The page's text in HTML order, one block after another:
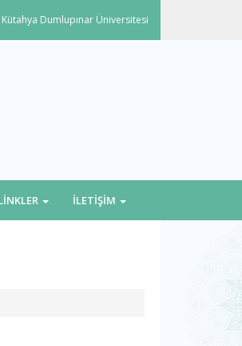
Kütahya Dumlupınar Üniversitesi
İLETİŞİM